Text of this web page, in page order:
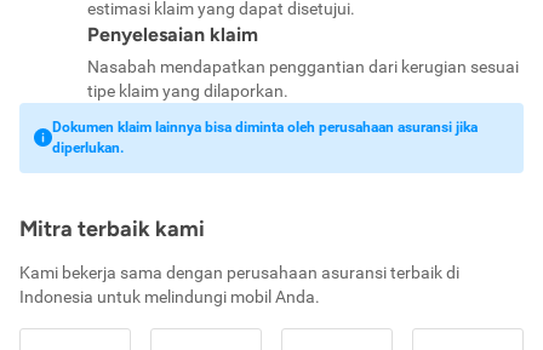
estimasi klaim yang dapat disetujui.
Penyelesaian klaim
Nasabah mendapatkan penggantian dari kerugian sesuai
tipe klaim yang dilaporkan.
Dokumen klaim lainnya bisa diminta oleh perusahaan asuransi jika
diperlukan.
Mitra terbaik kami
Kami bekerja sama dengan perusahaan asuransi terbaik di
Indonesia untuk melindungi mobil Anda.